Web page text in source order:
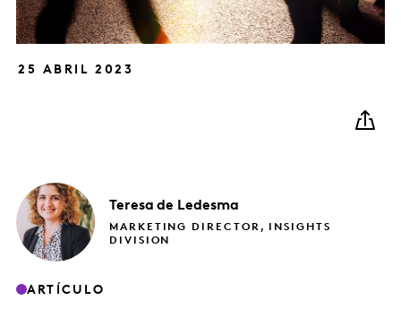
25 ABRIL 2023
Teresa de Ledesma
MARKETING DIRECTOR, INSIGHTS
DIVISION
ARTÍCULO